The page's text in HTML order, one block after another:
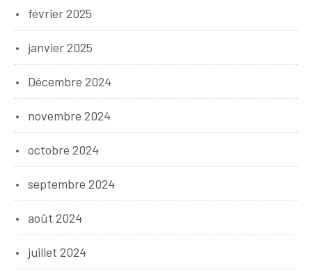
février 2025
janvier 2025
Décembre 2024
novembre 2024
octobre 2024
septembre 2024
août 2024
juillet 2024